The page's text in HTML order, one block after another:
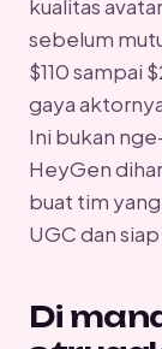
kualitas
sebelum
$110 sampai
gaya
Ini bukan
HeyGen
buat tim
UGC dan
Di